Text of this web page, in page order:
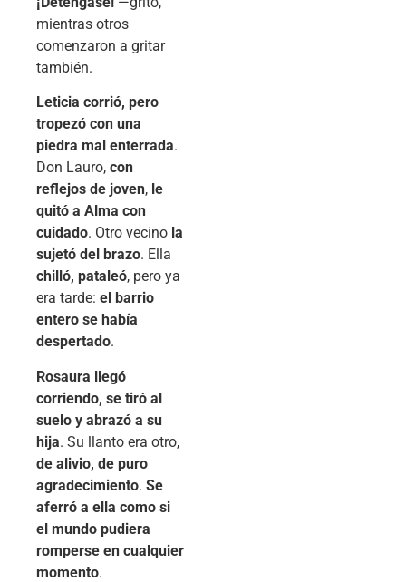
mientras otros
comenzaron a gritar
también.
Leticia corrió, pero
tropezó con una
piedra mal enterrada.
Don Lauro, con
reflejos de joven, le
quitó a Alma con
cuidado. Otro vecino la
sujetó del brazo. Ella
chilló, pataleó, pero ya
era tarde: el barrio
entero se había
despertado.
Rosaura llegó
corriendo, se tiró al
suelo y abrazó a su
hija. Su llanto era otro,
de alivio, de puro
agradecimiento. Se
aferró a ella como si
el mundo pudiera
romperse en cualquier
momento.